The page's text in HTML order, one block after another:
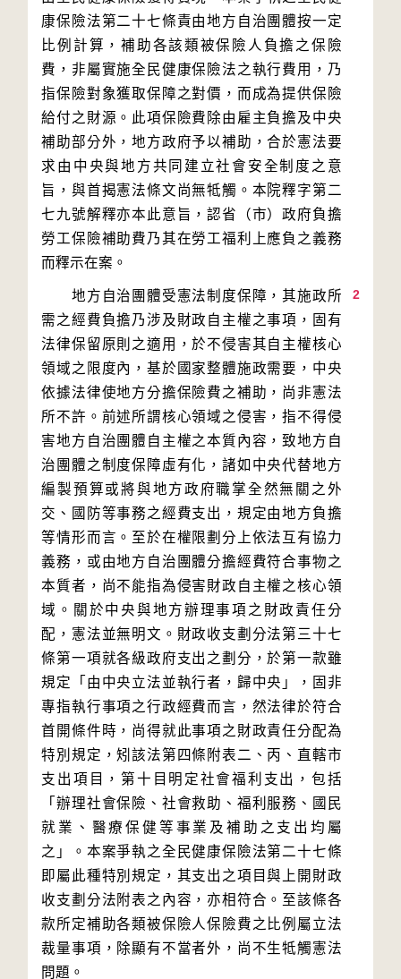
康保險法第二十七條責由地方自治團體按一定
比例計算，補助各該類被保險人負擔之保險
費，非屬實施全民健康保險法之執行費用，乃
指保險對象獲取保障之對價，而成為提供保險
給付之財源。此項保險費除由雇主負擔及中央
補助部分外，地方政府予以補助，合於憲法要
求由中央與地方共同建立社會安全制度之意
旨，與首揭憲法條文尚無牴觸。本院釋字第二
七九號解釋亦本此意旨，認省（市）政府負擔
勞工保險補助費乃其在勞工福利上應負之義務
2
地方自治團體受憲法制度保障，其施政所
需之經費負擔乃涉及財政自主權之事項，固有
法律保留原則之適用，於不侵害其自主權核心
領域之限度內，基於國家整體施政需要，中央
依據法律使地方分擔保險費之補助，尚非憲法
所不許。前述所謂核心領域之侵害，指不得侵
害地方自治團體自主權之本質內容，致地方自
治團體之制度保障虛有化，諸如中央代替地方
編製預算或將與地方政府職掌全然無關之外
交、國防等事務之經費支出，規定由地方負擔
等情形而言。至於在權限劃分上依法互有協力
義務，或由地方自治團體分擔經費符合事物之
本質者，尚不能指為侵害財政自主權之核心領
域。關於中央與地方辦理事項之財政責任分
配，憲法並無明文。財政收支劃分法第三十七
條第一項就各級政府支出之劃分，於第一款雖
規定「由中央立法並執行者，歸中央」，固非
專指執行事項之行政經費而言，然法律於符合
首開條件時，尚得就此事項之財政責任分配為
特別規定，矧該法第四條附表二、丙、直轄市
支出項目，第十目明定社會福利支出，包括
「辦理社會保險、社會救助、福利服務、國民
就業、醫療保健等事業及補助之支出均屬
之」。本案爭執之全民健康保險法第二十七條
即屬此種特別規定，其支出之項目與上開財政
收支劃分法附表之內容，亦相符合。至該條各
款所定補助各類被保險人保險費之比例屬立法
裁量事項，除顯有不當者外，尚不生牴觸憲法